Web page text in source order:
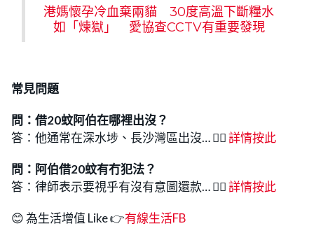
港媽懷孕冷血棄兩貓 30度高溫下斷糧水
如「煉獄」 愛協查CCTV有重要發現
常見問題
問：借20蚊阿伯在哪裡出沒？
答：他通常在深水埗、長沙灣區出沒… 👉🏻詳情按此
問：阿伯借20蚊有冇犯法？
答：律師表示要視乎有沒有意圖還款… 👉🏻詳情按此
😊 為生活增值 Like 👉有線生活FB